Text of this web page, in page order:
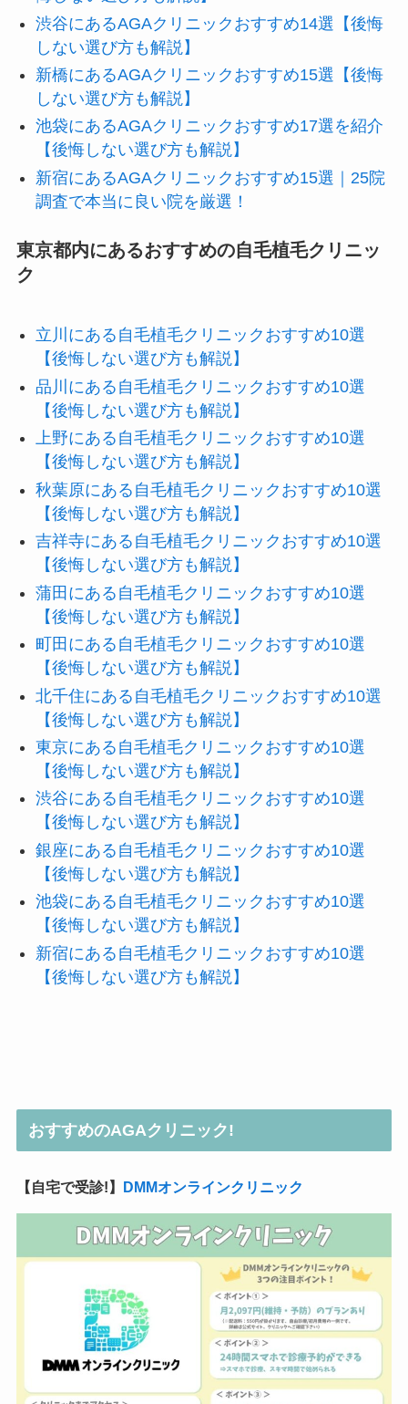
渋谷にあるAGAクリニックおすすめ14選【後悔
しない選び方も解説】
新橋にあるAGAクリニックおすすめ15選【後悔
しない選び方も解説】
池袋にあるAGAクリニックおすすめ17選を紹介
【後悔しない選び方も解説】
新宿にあるAGAクリニックおすすめ15選｜25院
調査で本当に良い院を厳選！
東京都内にあるおすすめの自毛植毛クリニッ
ク
立川にある自毛植毛クリニックおすすめ10選
【後悔しない選び方も解説】
品川にある自毛植毛クリニックおすすめ10選
【後悔しない選び方も解説】
上野にある自毛植毛クリニックおすすめ10選
【後悔しない選び方も解説】
秋葉原にある自毛植毛クリニックおすすめ10選
【後悔しない選び方も解説】
吉祥寺にある自毛植毛クリニックおすすめ10選
【後悔しない選び方も解説】
蒲田にある自毛植毛クリニックおすすめ10選
【後悔しない選び方も解説】
町田にある自毛植毛クリニックおすすめ10選
【後悔しない選び方も解説】
北千住にある自毛植毛クリニックおすすめ10選
【後悔しない選び方も解説】
東京にある自毛植毛クリニックおすすめ10選
【後悔しない選び方も解説】
渋谷にある自毛植毛クリニックおすすめ10選
【後悔しない選び方も解説】
銀座にある自毛植毛クリニックおすすめ10選
【後悔しない選び方も解説】
池袋にある自毛植毛クリニックおすすめ10選
【後悔しない選び方も解説】
新宿にある自毛植毛クリニックおすすめ10選
【後悔しない選び方も解説】
おすすめのAGAクリニック!
【自宅で受診!】 DMMオンラインクリニック